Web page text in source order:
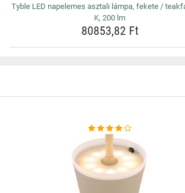
Tyble LED napelemes asztali lámpa, fekete /
K, 200 lm
80853,82 Ft